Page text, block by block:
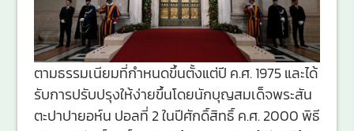
ตามธรรมเนียมที่กำหนดขึ้นตั้งแต่ปี ค.ศ. 1975 และได้
รับการปรับปรุงให้ง่ายขึ้นโดยนักบุญสมเด็จพระสัน
ตะปาปายอห์น ปอลที่ 2 ในปีศักดิ์สิทธิ์ ค.ศ. 2000 พิธี